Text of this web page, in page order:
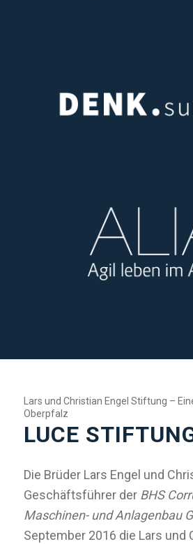
Lars und Christian Engel Stiftung –
Oberpfalz
LUCE
Die Brüder Lars Engel und
Geschäftsführer der BHS
Maschinen- und Anlagenbau
September 2016 die Lars und